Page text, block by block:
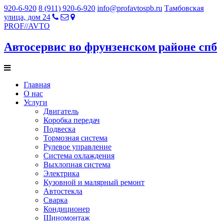
920-6-920 8 (911) 920-6-920 info@profavtospb.ru Тамбовская
улица, дом 24
PROF//AVTO
Автосервис во фрунзенском районе спб
Главная
О нас
Услуги
Двигатель
Коробка передач
Подвеска
Тормозная система
Рулевое управление
Система охлаждения
Выхлопная система
Электрика
Кузовной и малярный ремонт
Автостекла
Сварка
Кондиционер
Шиномонтаж